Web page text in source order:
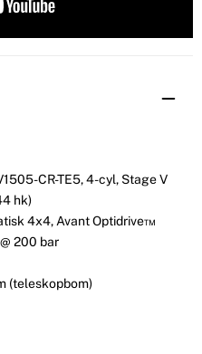
CR-TE5, 4-cyl, Stage V
hk)
4x4, Avant Optidrive™
200 bar
(teleskopbom)